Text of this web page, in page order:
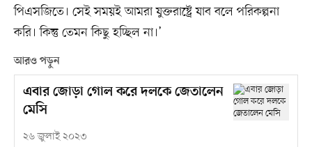
পিএসজিতে। সেই সময়ই আমরা যুক্তরাষ্ট্রে যাব বলে পরিকল্পনা
করি। কিন্তু তেমন কিছু হচ্ছিল না।’
আরও পড়ুন
এবার জোড়া গোল করে দলকে জেতালেন
মেসি
২৬ জুলাই ২০২৩